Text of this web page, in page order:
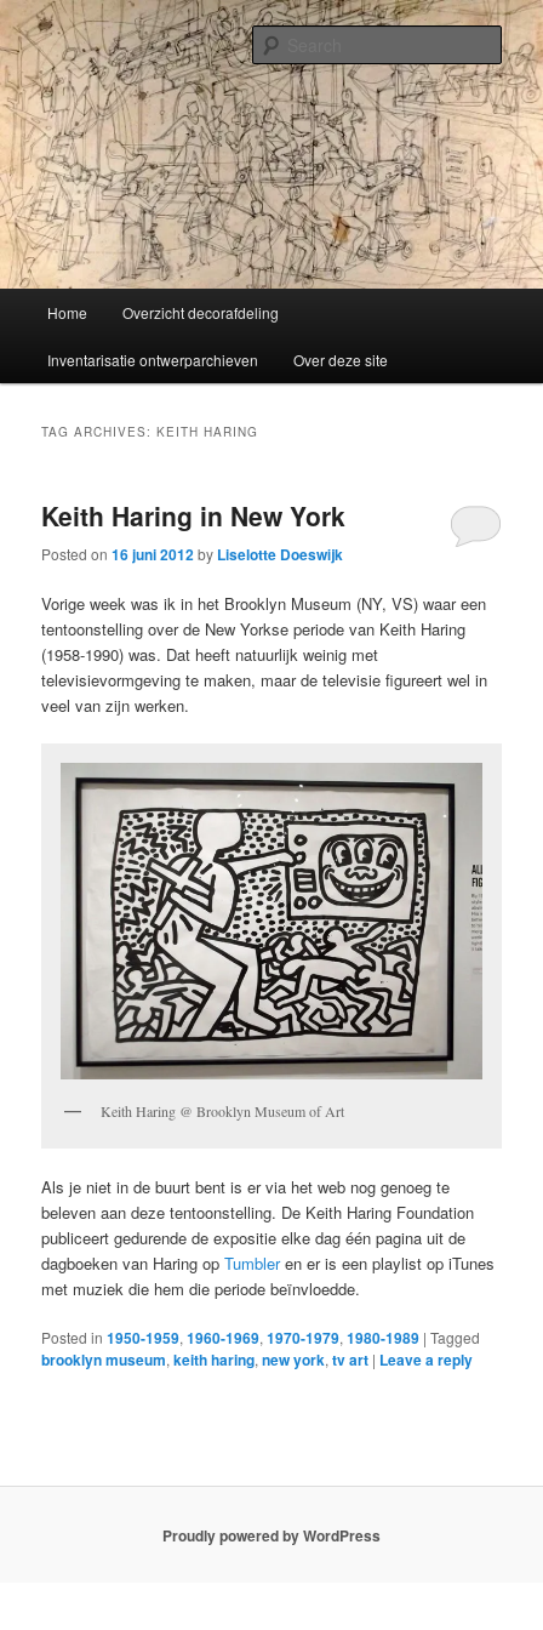
Skip
to
primary
content
Skip
to
secondary
contentVorm van vermaak
Liselotte Doeswijk
Home Overzicht decorafdeling
Inventarisatie ontwerparchieven Over deze site
TAG ARCHIVES:KEITH HARING
Keith Haring in New York
Posted on16 juni 2012by Liselotte Doeswijk
Vorige week was ik in het Brooklyn Museum (NY, VS) waar een
tentoonstelling over de New Yorkse periode van Keith Haring
(1958-1990) was. Dat heeft natuurlijk weinig met
televisievormgeving te maken, maar de televisie figureert wel in
veel van zijn werken.
Keith Haring @ Brooklyn Museum of Art
Als je niet in de buurt bent is er via het web nog genoeg te
beleven aan deze tentoonstelling. De Keith Haring Foundation
publiceert gedurende de expositie elke dag één pagina uit de
dagboeken van Haring opTumbleren er is een playlist op iTunes
met muziek die hem die periode beïnvloedde.
Posted in 1950-1959,1960-1969,1970-1979,1980-1989 |Tagged
brooklyn museum,keith haring,new york,tv art | Leave a reply
Proudly powered by WordPress